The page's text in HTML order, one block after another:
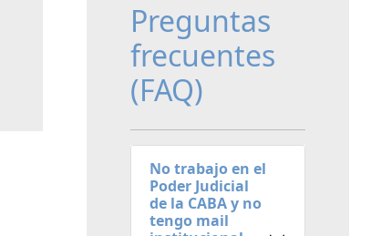
Preguntas
frecuentes
(FAQ)
No trabajo en el
Poder Judicial
de la CABA y no
tengo mail